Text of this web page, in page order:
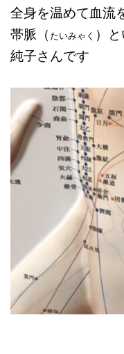
全身を温めて血流
帯脈（ たいみゃく ）
純子さんです